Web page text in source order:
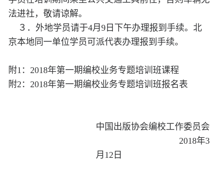
法进社，敬请谅解。
３．外地学员请于4月9日下午办理报到手续。北
京本地同一单位学员可派代表办理报到手续。
附1：2018年第一期编校业务专题培训班课程
附2：2018年第一期编校业务专题培训班报名表
中国出版协会编校工作委员会
2018年3
月12日